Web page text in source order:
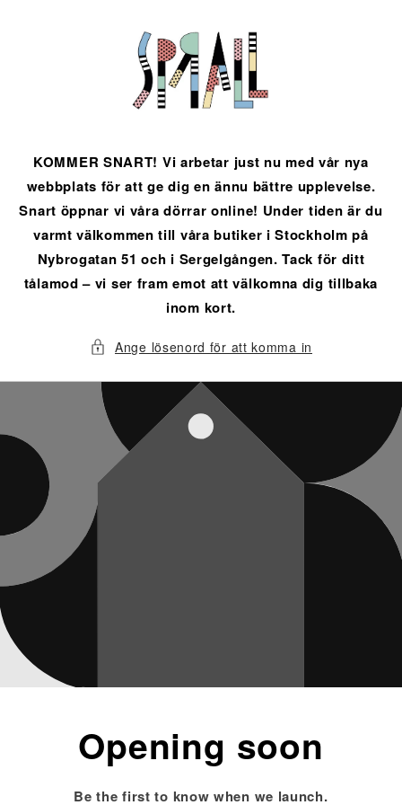
KOMMER SNART! Vi arbetar just nu med vår nya
webbplats för att ge dig en ännu bättre upplevelse.
Snart öppnar vi våra dörrar online! Under tiden är du
varmt välkommen till våra butiker i Stockholm på
Nybrogatan 51 och i Sergelgången. Tack för ditt
tålamod – vi ser fram emot att välkomna dig tillbaka
inom kort.
Ange lösenord för att komma in
Opening soon
Be the first to know when we launch.